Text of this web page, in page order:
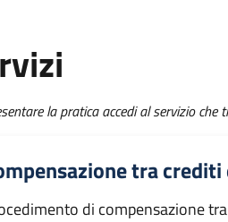
la pratica accedi al servizio che
tra
di compensazione